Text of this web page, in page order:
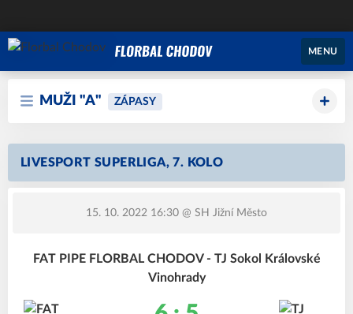
MENU
MUŽI "A" ZÁPASY
LIVESPORT SUPERLIGA, 7. KOLO
15. 10. 2022 16:30 @ SH Jižní Město
FAT PIPE FLORBAL CHODOV - TJ Sokol Královské
Vinohrady